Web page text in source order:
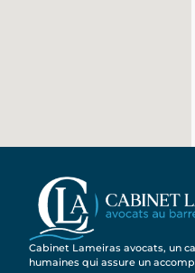
Cabinet Lameiras avocats, un
humaines qui assure un